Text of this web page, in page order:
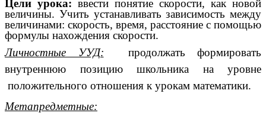
Цели урока: ввести понятие скорости, как новой
величины. Учить устанавливать зависимость между
величинами: скорость, время, расстояние с помощью
формулы нахождения скорости.
Личностные УУД:
продолжать формировать
внутреннюю позицию школьника на уровне
положительного отношения к урокам математики.
Метапредметные: